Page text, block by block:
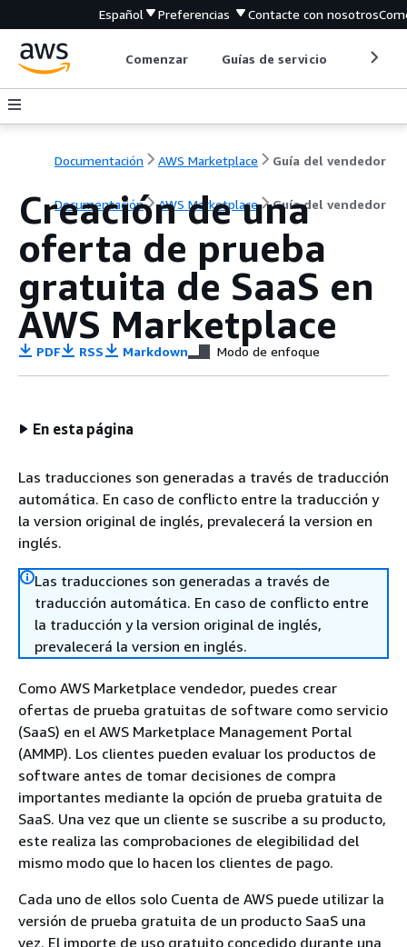
Español Preferencias Contacte con nosotros
Comenzar Guías de servicio
Documentación AWS Marketplace Guía del vendedor
Documentación AWS Marketplace Guía del vendedor
Creación de una
oferta de prueba
gratuita de SaaS en
AWS Marketplace
PDF RSS Markdown Modo de enfoque
En esta página
Las traducciones son generadas a través de traducción
automática. En caso de conflicto entre la traducción y
la version original de inglés, prevalecerá la version en
inglés.
Las traducciones son generadas a través de
traducción automática. En caso de conflicto entre
la traducción y la version original de inglés,
prevalecerá la version en inglés.
Como AWS Marketplace vendedor, puedes crear
ofertas de prueba gratuitas de software como servicio
(SaaS) en el AWS Marketplace Management Portal
(AMMP). Los clientes pueden evaluar los productos de
software antes de tomar decisiones de compra
importantes mediante la opción de prueba gratuita de
SaaS. Una vez que un cliente se suscribe a su producto,
este realiza las comprobaciones de elegibilidad del
mismo modo que lo hacen los clientes de pago.
Cada uno de ellos solo Cuenta de AWS puede utilizar la
versión de prueba gratuita de un producto SaaS una
vez. El importe de uso gratuito concedido durante una